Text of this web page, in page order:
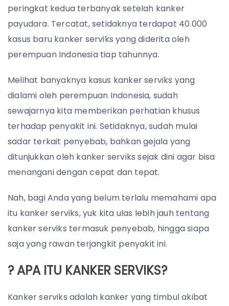
peringkat kedua terbanyak setelah kanker
payudara. Tercatat, setidaknya terdapat 40.000
kasus baru kanker serviks yang diderita oleh
perempuan Indonesia tiap tahunnya.
Melihat banyaknya kasus kanker serviks yang
dialami oleh perempuan Indonesia, sudah
sewajarnya kita memberikan perhatian khusus
terhadap penyakit ini. Setidaknya, sudah mulai
sadar terkait penyebab, bahkan gejala yang
ditunjukkan oleh kanker serviks sejak dini agar bisa
menangani dengan cepat dan tepat.
Nah, bagi Anda yang belum terlalu memahami apa
itu kanker serviks, yuk kita ulas lebih jauh tentang
kanker serviks termasuk penyebab, hingga siapa
saja yang rawan terjangkit penyakit ini.
? APA ITU KANKER SERVIKS?
Kanker serviks adalah kanker yang timbul akibat